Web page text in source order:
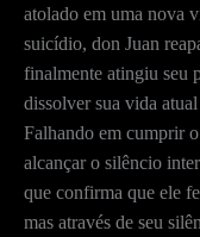
atolado em uma nova
suicídio, don Juan
finalmente atingiu seu
dissolver sua vida
Falhando em cumprir
alcançar o silêncio
que confirma que ele
mas através de seu